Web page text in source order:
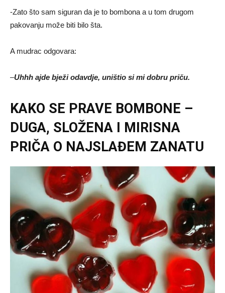
-Zato što sam siguran da je to bombona a u tom drugom
pakovanju može biti bilo šta.
A mudrac odgovara:
–Uhhh ajde bježi odavdje, uništio si mi dobru priču.
KAKO SE PRAVE BOMBONE –
DUGA, SLOŽENA I MIRISNA
PRIČA O NAJSLAĐEM ZANATU